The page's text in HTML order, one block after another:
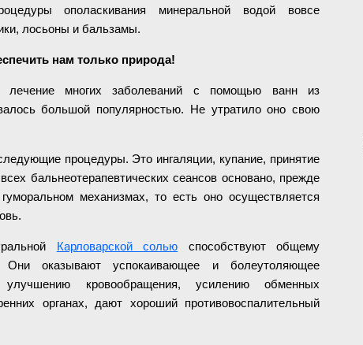
ополаскивания минеральной водой вовсе
лосьоны и бальзамы.
нам только природа!
многих заболеваний с помощью ванн из
большой популярностью. Не утратило оно свою
процедуры. Это ингаляции, купание, принятие
бальнеотерапевтических сеансов основано, прежде
механизмах, то есть оно осуществляется
Карловарской солью способствуют общему
Они оказывают успокаивающее и болеутоляющее
улучшению кровообращения, усилению обменных
органах, дают хороший противовоспалительный